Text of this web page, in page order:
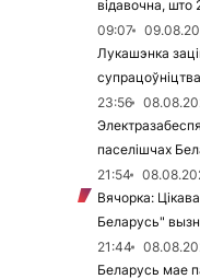
відавочна,
09:07
Лукашэнка
23:56
паселішчах
21:54
Вячорка:
Беларусь"
21:44
Беларусь мае